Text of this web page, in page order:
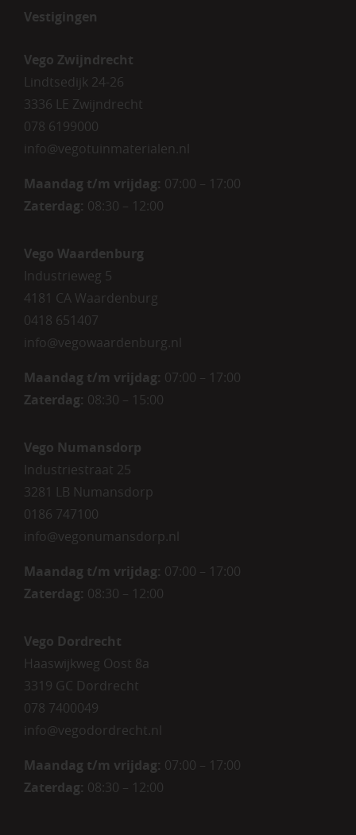
Vestigingen
Vego Zwijndrecht
Lindtsedijk 24-26
3336 LE Zwijndrecht
078 6199000
info@vegotuinmaterialen.nl
Maandag t/m vrijdag: 07:00 – 17:00
Zaterdag: 08:30 – 12:00
Vego Waardenburg
Industrieweg 5
4181 CA Waardenburg
0418 651407
info@vegowaardenburg.nl
Maandag t/m vrijdag: 07:00 – 17:00
Zaterdag: 08:30 – 15:00
Vego Numansdorp
Industriestraat 25
3281 LB Numansdorp
0186 747100
info@vegonumansdorp.nl
Maandag t/m vrijdag: 07:00 – 17:00
Zaterdag: 08:30 – 12:00
Vego Dordrecht
Haaswijkweg Oost 8a
3319 GC Dordrecht
078 7400049
info@vegodordrecht.nl
Maandag t/m vrijdag: 07:00 – 17:00
Zaterdag: 08:30 – 12:00